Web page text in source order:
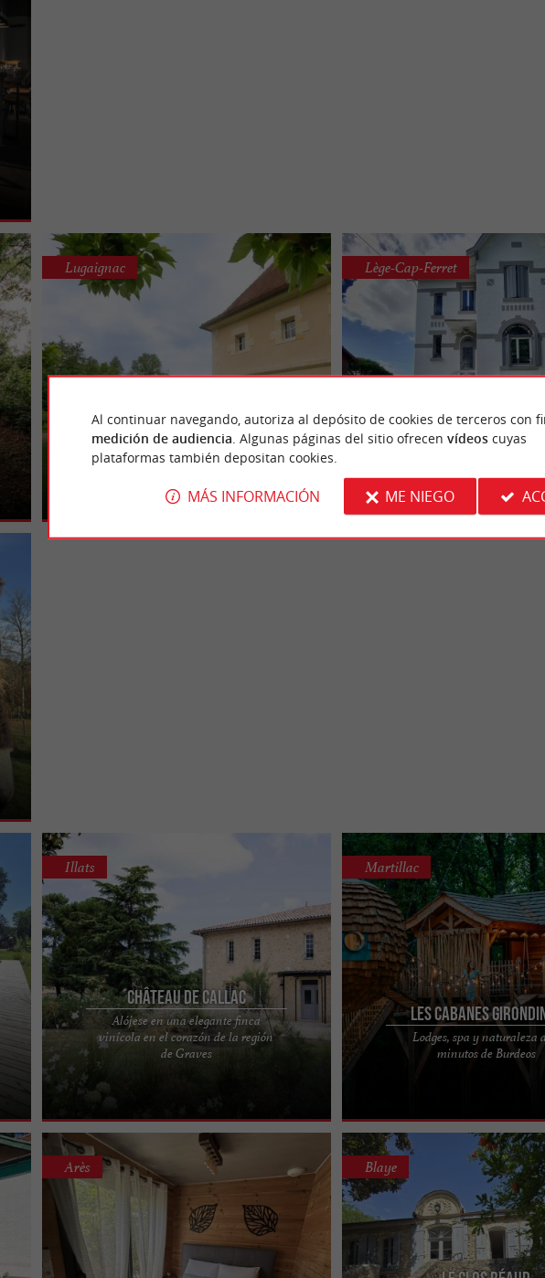
Domaine Jean Got
Lugaignac
La Villa Océane
Alójate en una encantadora
Lège-Cap-Ferret
Encantadora casa de estilo
dársena, a 40 metros de ...
Château de Callac
Alójese en una elegante finca
vinícola en el corazón de la región
de Graves
Illats
Château de Callac: Alquiler de una casa con
encanto en una finca vinícola en la región de
Graves (Illats, ...
Les Cabanes
Lodges, spa y naturaleza
minutos de Burdeos
Martillac
Les Cabanes Girondines, alquileres
spa en Gironda ¡La maravilla
Arès Blaye
Al continuar navegando, autoriza al depósito de cookies de terceros con
medición de audiencia . Algunas páginas del sitio ofrecen vídeoscuyas
plataformas también depositan cookies.
MÁS INFORMACIÓN ME NIEGO